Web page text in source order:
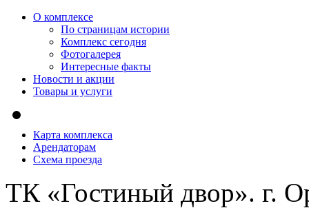
О комплексе
По страницам истории
Комплекс сегодня
Фотогалерея
Интересные факты
Новости и акции
Товары и услуги
Карта комплекса
Арендаторам
Схема проезда
ТК «Гостиный двор». г.